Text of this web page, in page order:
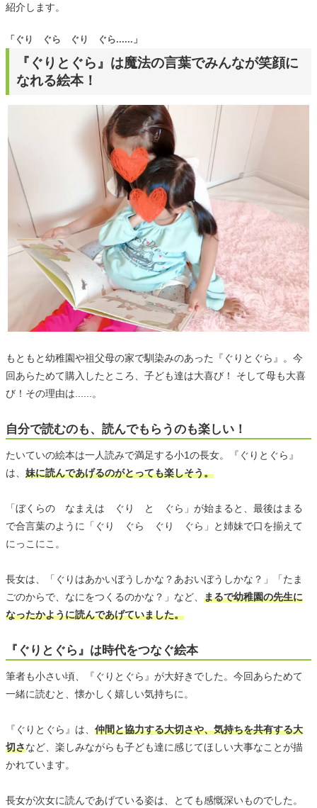
紹介します。
『ぐりとぐら』は魔法の言葉でみんなが笑顔に
なれる絵本！
「ぐり ぐら ぐり ぐら......」
もともと幼稚園や祖父母の家で馴染みのあった『ぐりとぐら』。今
回あらためて購入したところ、子ども達は大喜び！ そして母も大喜
び！その理由は......。
自分で読むのも、読んでもらうのも楽しい！
たいていの絵本は一人読みで満足する小1の長女。『ぐりとぐら』
は、 妹に読んであげるのがとっても楽しそう。
「ぼくらの なまえは ぐり と ぐら」が始まると、最後はまる
で合言葉のように「ぐり ぐら ぐり ぐら」と姉妹で口を揃えて
にっこにこ。
長女は、「ぐりはあかいぼうしかな？あおいぼうしかな？」「たま
ごのからで、なにをつくるのかな？」など、 まるで幼稚園の先生に
なったかように読んであげていました。
『ぐりとぐら』は時代をつなぐ絵本
筆者も小さい頃、『ぐりとぐら』が大好きでした。今回あらためて
一緒に読むと、懐かしく嬉しい気持ちに。
『ぐりとぐら』は、 仲間と協力する大切さや、気持ちを共有する大
切さなど、楽しみながらも子ども達に感じてほしい大事なことが描
かれています。
長女が次女に読んであげている姿は、とても感慨深いものでした。